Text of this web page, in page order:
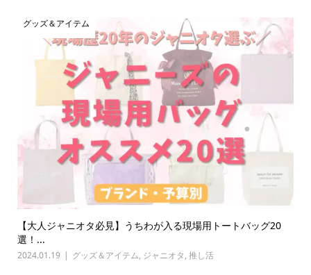
グッズ＆アイテム
【大人ジャニオタ必見】うちわが入る現場用トートバッグ20
選！...
2024.01.19 グッズ＆アイテム, ジャニオタ, 推し活